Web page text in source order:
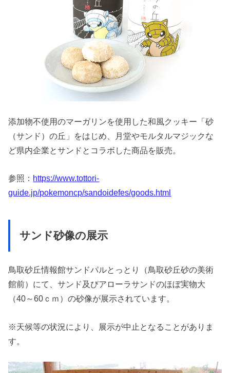
添加物不使用のマーガリンを使用した和風クッキー「砂
（サンド）の丘」をはじめ、月堂やモルタルマジックな
ど県内企業とサンドとコラボした商品を販売。
参照： https://www.tottori-
guide.jp/pokemoncp/sandoidefes/goods.html
サンド砂像の展示
鳥取砂丘情報館サンドパルとっとり（鳥取砂丘砂の美術
館前）にて、サンド及びアローラサンドのほぼ実物大
（40～60ｃｍ）の砂像が展示されています。
※天候等の状況により、展示が中止となることがありま
す。